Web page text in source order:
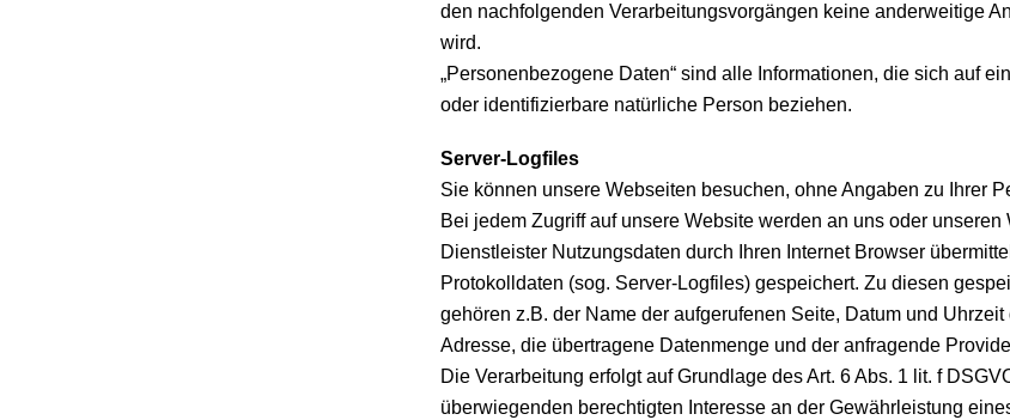
den nachfolgenden Verarbeitungsvorgängen keine anderweitige
wird.
„Personenbezogene Daten“ sind alle Informationen, die sich auf
oder identifizierbare natürliche Person beziehen.
Server-Logfiles
Sie können unsere Webseiten besuchen, ohne Angaben zu Ihrer
Bei jedem Zugriff auf unsere Website werden an uns oder unseren
Dienstleister Nutzungsdaten durch Ihren Internet Browser
Protokolldaten (sog. Server-Logfiles) gespeichert. Zu diesen
gehören z.B. der Name der aufgerufenen Seite, Datum und Uhrzeit
Adresse, die übertragene Datenmenge und der anfragende
Die Verarbeitung erfolgt auf Grundlage des Art. 6 Abs. 1 lit. f
überwiegenden berechtigten Interesse an der Gewährleistung